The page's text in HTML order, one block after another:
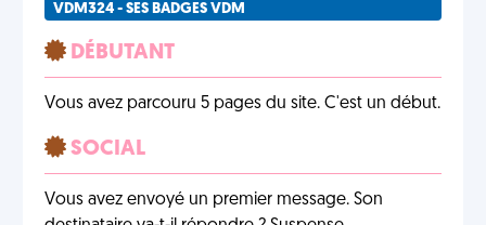
VDM324 - SES BADGES VDM
DÉBUTANT
Vous avez parcouru 5 pages du site. C'est un début.
SOCIAL
Vous avez envoyé un premier message. Son